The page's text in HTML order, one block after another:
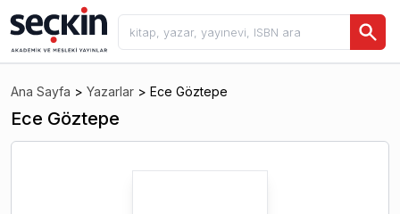
Ana Sayfa > Yazarlar > Ece Göztepe
Ece Göztepe